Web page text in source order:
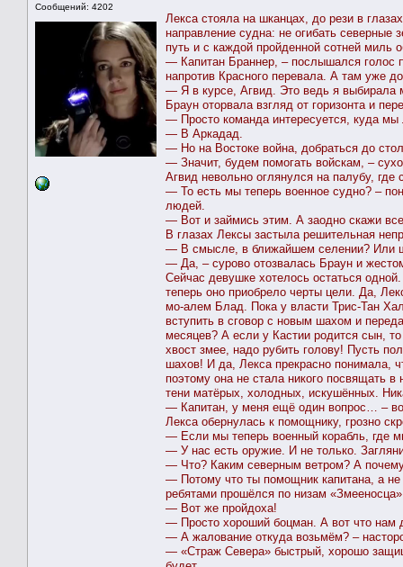
Сообщений: 4202
Лекса стояла на шканцах, до рези в
направление судна: не огибать
путь и с каждой пройденной сотней миль
— Капитан Браннер, – послышался голос
напротив Красного перевала. А там уже
— Я в курсе, Агвид. Это ведь я выбирала
Браун оторвала взгляд от горизонта и
— Просто команда интересуется, куда мы
— В Аркадад.
— Но на Востоке война, добраться до
— Значит, будем помогать войскам, –
Агвид невольно оглянулся на палубу,
— То есть мы теперь военное судно? –
людей.
— Вот и займись этим. А заодно скажи
В глазах Лексы застыла решительная
— В смысле, в ближайшем селении? Или
— Да, – сурово отозвалась Браун и
Сейчас девушке хотелось остаться
теперь оно приобрело черты цели. Да,
мо-алем Блад. Пока у власти Трис-Тан
вступить в сговор с новым шахом и
месяцев? А если у Кастии родится сын, то
хвост змее, надо рубить голову! Пусть
шахов! И да, Лекса прекрасно понимала,
поэтому она не стала никого посвящать
тени матёрых, холодных, искушённых.
— Капитан, у меня ещё один вопрос… –
Лекса обернулась к помощнику, грозно
— Если мы теперь военный корабль, где
— У нас есть оружие. И не только.
— Что? Каким северным ветром? А
— Потому что ты помощник капитана, а
ребятами прошёлся по низам
— Вот же пройдоха!
— Просто хороший боцман. А вот что нам
— А жалование откуда возьмём? –
— «Страж Севера» быстрый, хорошо